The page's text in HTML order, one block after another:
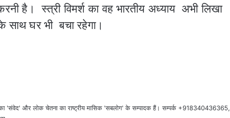
है। स्त्री विमर्श का वह भारतीय अध्याय अभी लिखा
साथ घर भी बचा रहेगा।
'संवेद' और लोक चेतना का राष्ट्रीय मासिक 'सबलोग' के सम्पादक हैं। सम्पर्क +918340436365,